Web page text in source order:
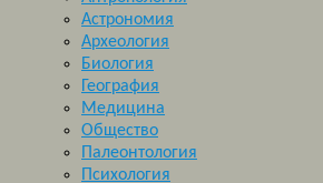
Астрономия
Археология
Биология
География
Медицина
Общество
Палеонтология
Психология